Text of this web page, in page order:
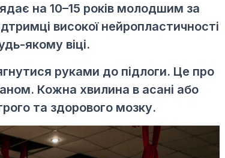
на 10–15 років молодшим за
високої нейропластичності
якому віці.
руками до підлоги. Це про
Кожна хвилина в асані або
та здорового мозку.